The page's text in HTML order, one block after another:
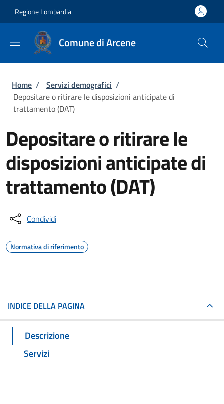
Regione Lombardia
Comune di Arcene
Briciole di pane
Home / Servizi demografici /
Depositare o ritirare le disposizioni anticipate di
trattamento (DAT)
Depositare o ritirare le
disposizioni anticipate di
trattamento (DAT)
Condividi
Normativa di riferimento
INDICE DELLA PAGINA
Descrizione
Servizi